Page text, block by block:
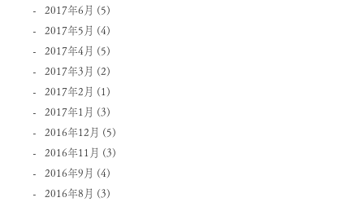
2017年6月 (5)
2017年5月 (4)
2017年4月 (5)
2017年3月 (2)
2017年2月 (1)
2017年1月 (3)
2016年12月 (5)
2016年11月 (3)
2016年9月 (4)
2016年8月 (3)